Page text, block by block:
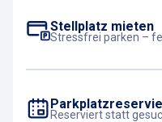
Stellplatz mieten
Stressfrei parken –
Reserviert statt